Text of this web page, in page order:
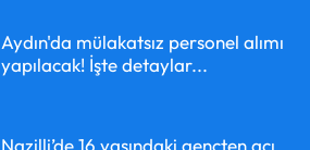
Aydın'da mülakatsız personel alımı
yapılacak! İşte detaylar...
Nazilli’de 16 yaşındaki gençten acı